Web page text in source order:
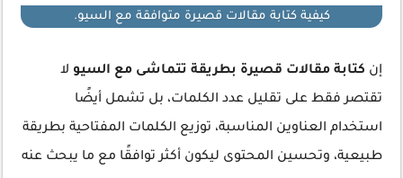
كيفية كتابة مقالات قصيرة متوافقة مع السيو.
إن كتابة مقالات قصيرة بطريقة تتماشى مع السيو لا
تقتصر فقط على تقليل عدد الكلمات، بل تشمل أيضًا
استخدام العناوين المناسبة، توزيع الكلمات المفتاحية بطريقة
طبيعية، وتحسين المحتوى ليكون أكثر توافقًا مع ما يبحث عنه